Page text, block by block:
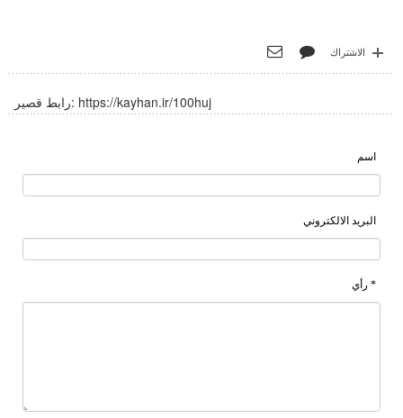
الاشتراك
رابط قصير: https://kayhan.ir/100huj
اسم
البريد الالكتروني
* رأي